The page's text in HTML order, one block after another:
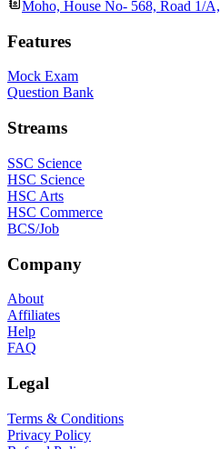
Moho, House No- 568, Road 1/
Features
Mock Exam
Question Bank
Streams
SSC Science
HSC Science
HSC Arts
HSC Commerce
BCS/Job
Company
About
Affiliates
Help
FAQ
Legal
Terms & Conditions
Privacy Policy